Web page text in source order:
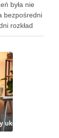
była nie
bezpośredni
rozkład
i